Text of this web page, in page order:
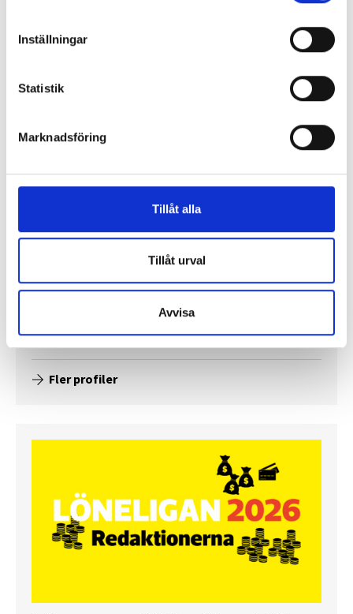
Inställningar
Statistik
Marknadsföring
Tillåt alla
Tillåt urval
Avvisa
Mer debatt
PROFIL
”Jag vill att Mellanöstern ska
Gilda Hamidi-Nia
Fler profiler